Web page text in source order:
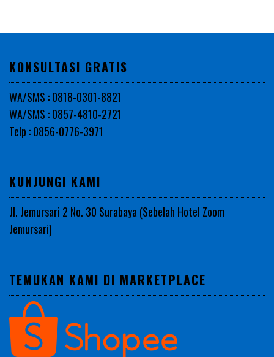
KONSULTASI GRATIS
WA/SMS : 0818-0301-8821
WA/SMS : 0857-4810-2721
Telp : 0856-0776-3971
KUNJUNGI KAMI
Jl. Jemursari 2 No. 30 Surabaya (Sebelah Hotel Zoom
Jemursari)
TEMUKAN KAMI DI MARKETPLACE